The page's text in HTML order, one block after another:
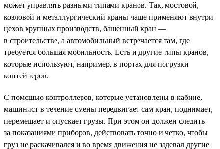
может управлять разными типами кранов. Так, мостовой,
козловой и металлургический краны чаще применяют внутри
цехов крупных производств, башенный кран —
в строительстве, а автомобильный встречается там, где
требуется большая мобильность. Есть и другие типы кранов,
которые используют, например, в портах для погрузки
контейнеров.
С помощью контроллеров, которые установлены в кабине,
машинист в течение смены передвигает сам кран, поднимает,
перемещает и опускает грузы. При этом он должен следить
за показаниями приборов, действовать точно и четко, чтобы
груз не раскачивался и во время движения не задевал другие